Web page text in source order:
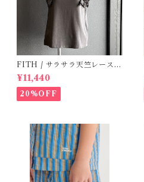
FITH / サラサラ天竺レースT
シャツ (Black) / 145・155
¥11,440
20%OFF